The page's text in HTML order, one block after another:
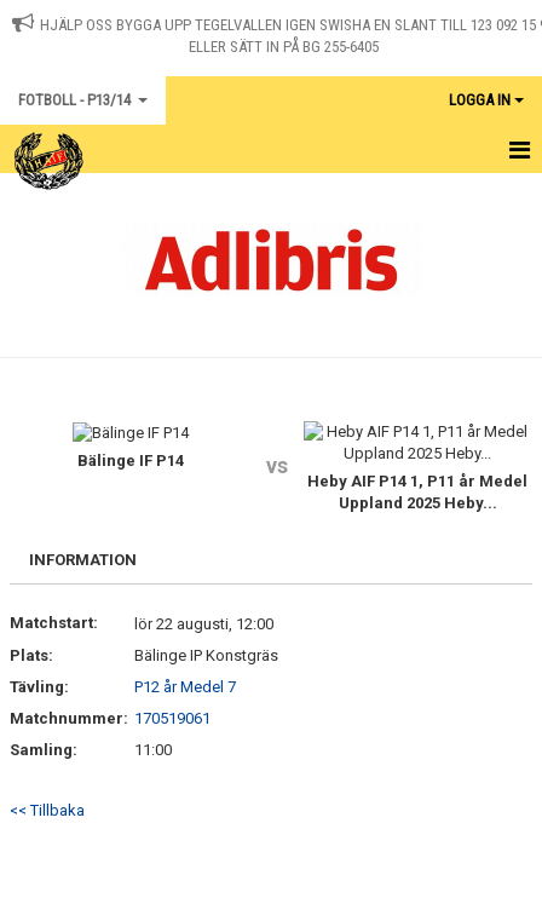
HJÄLP OSS BYGGA UPP TEGELVALLEN IGEN SWISHA EN SLANT TILL 123 092 15
ELLER SÄTT IN PÅ BG 255-6405
FOTBOLL - P13/14 LOGGA IN
Bälinge IF P14 vs
Heby AIF P14 1, P11 år Medel
Uppland 2025 Heby...
INFORMATION
Matchstart:
lör 22 augusti, 12:00
Plats:
Bälinge IP Konstgräs
Tävling:
P12 år Medel 7
Matchnummer: 170519061
Samling:
11:00
<< Tillbaka